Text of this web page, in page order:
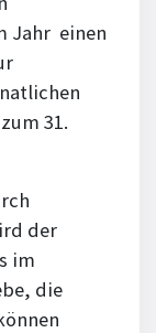
Jahr einen
31.
der
im
die